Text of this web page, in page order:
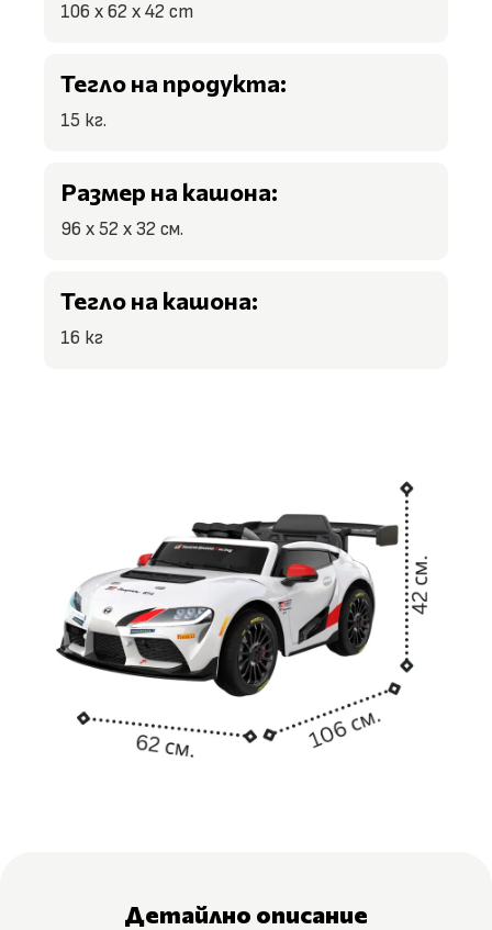
106 x 62 x 42 cm
Тегло на продукта:
15 кг.
Размер на кашона:
96 х 52 х 32 см.
Тегло на кашона:
16 кг
Детайлно описание